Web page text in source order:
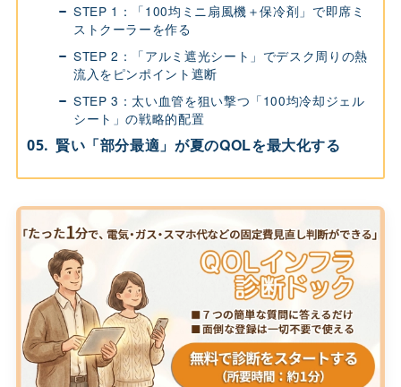
STEP 1：「100均ミニ扇風機＋保冷剤」で即席ミ
ストクーラーを作る
STEP 2：「アルミ遮光シート」でデスク周りの熱
流入をピンポイント遮断
STEP 3：太い血管を狙い撃つ「100均冷却ジェル
シート」の戦略的配置
賢い「部分最適」が夏のQOLを最大化する